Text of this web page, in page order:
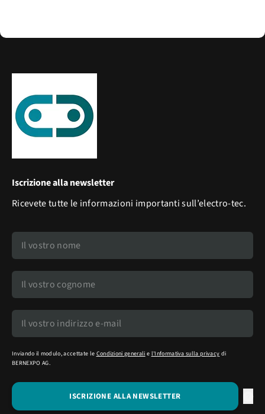
Iscrizione alla newsletter
Ricevete tutte le informazioni importanti sull’electro-tec.
Inviando il modulo, accettate le Condizioni generali e l'Informativa sulla privacy di
BERNEXPO AG.